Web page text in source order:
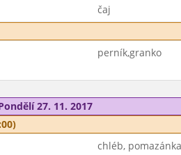
čaj
perník,granko
27. 11. 2017
chléb,